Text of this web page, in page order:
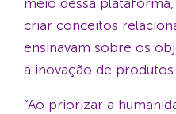
meio dessa
criar conceitos
ensinavam sobre os
a inovação de produtos.
“Ao priorizar a